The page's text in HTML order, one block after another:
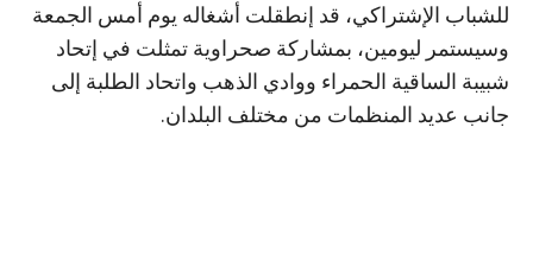
للشباب الإشتراكي، قد إنطقلت أشغاله يوم أمس الجمعة
وسيستمر ليومين، بمشاركة صحراوية تمثلت في إتحاد
شبيبة الساقية الحمراء ووادي الذهب واتحاد الطلبة إلى
جانب عديد المنظمات من مختلف البلدان.